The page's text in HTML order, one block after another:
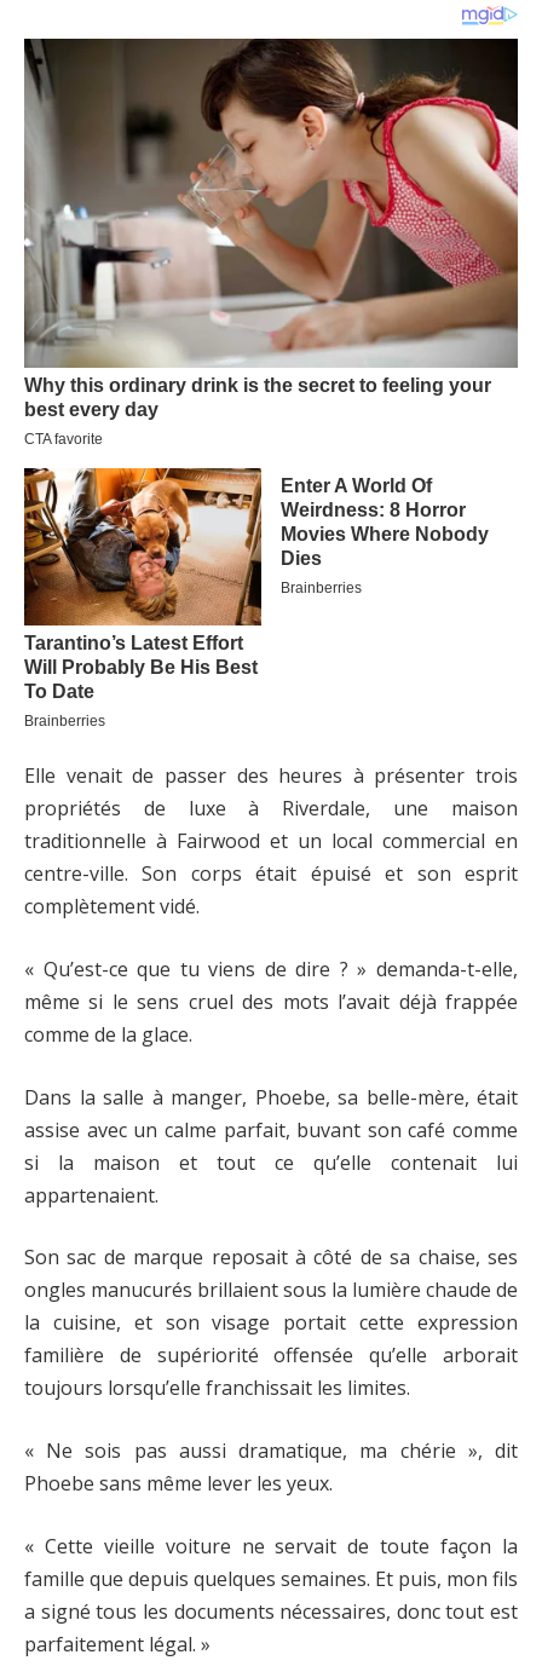
Elle venait de passer des heures à présenter trois
propriétés de luxe à Riverdale, une maison
traditionnelle à Fairwood et un local commercial en
centre-ville. Son corps était épuisé et son esprit
complètement vidé.
« Qu’est-ce que tu viens de dire ? » demanda-t-elle,
même si le sens cruel des mots l’avait déjà frappée
comme de la glace.
Dans la salle à manger, Phoebe, sa belle-mère, était
assise avec un calme parfait, buvant son café comme
si la maison et tout ce qu’elle contenait lui
appartenaient.
Son sac de marque reposait à côté de sa chaise, ses
ongles manucurés brillaient sous la lumière chaude de
la cuisine, et son visage portait cette expression
familière de supériorité offensée qu’elle arborait
toujours lorsqu’elle franchissait les limites.
« Ne sois pas aussi dramatique, ma chérie », dit
Phoebe sans même lever les yeux.
« Cette vieille voiture ne servait de toute façon la
famille que depuis quelques semaines. Et puis, mon fils
a signé tous les documents nécessaires, donc tout est
parfaitement légal. »